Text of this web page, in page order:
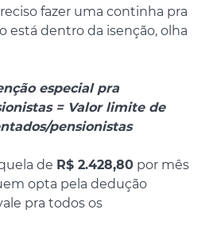
fazer uma continha pra
está dentro da isenção, olha
especial pra
= Valor limite de
pensionistas
de R$ 2.428,80 por mês
opta pela dedução
pra todos os